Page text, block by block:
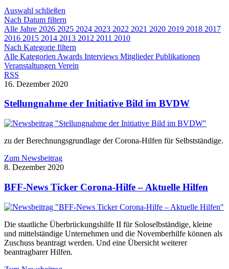
Auswahl schließen
Nach Datum filtern
Alle Jahre 2026 2025 2024 2023 2022 2021 2020 2019 2018 2017
2016 2015 2014 2013 2012 2011 2010
Nach Kategorie filtern
Alle Kategorien Awards Interviews MitgliederPublikationen
Veranstaltungen Verein
RSS
16. Dezember 2020
Stellungnahme der Initiative Bild im BVDW
zu der Berechnungsgrundlage der Corona-Hilfen für Selbstständige.
Zum Newsbeitrag
8. Dezember 2020
BFF-News Ticker Corona-Hilfe – Aktuelle Hilfen
Die staatliche Überbrückungshilfe II für Soloselbständige, kleine
und mittelständige Unternehmen und die Novemberhilfe können als
Zuschuss beantragt werden. Und eine Übersicht weiterer
beantragbarer Hilfen.